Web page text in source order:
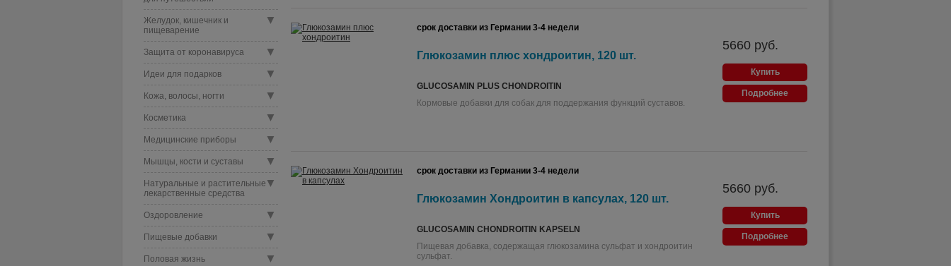
срок доставки из Германии 3-4 недели
Глюкозамин плюс хондроитин, 120 шт.
GLUCOSAMIN PLUS CHONDROITIN
Кормовые добавки для собак для поддержания функций суставов.
5660 руб.
Купить
Подробнее
срок доставки из Германии 3-4 недели
Глюкозамин Хондроитин в капсулах, 120 шт.
GLUCOSAMIN CHONDROITIN KAPSELN
Пищевая добавка, содержащая глюкозамина сульфат и хондроитин
сульфат.
5660 руб.
Купить
Подробнее
▼
Желудок, кишечник и
пищеварение
▼
Защита от коронавируса
▼
Идеи для подарков
▼
Кожа, волосы, ногти
▼
Косметика
▼
Медицинские приборы
▼
Мышцы, кости и суставы
▼
Натуральные и растительные
лекарственные средства
▼
Оздоровление
▼
Пищевые добавки
▼
Половая жизнь